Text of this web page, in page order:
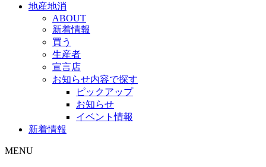
地産地消
ABOUT
新着情報
買う
生産者
宣言店
お知らせ内容で探す
ピックアップ
お知らせ
イベント情報
新着情報
MENU